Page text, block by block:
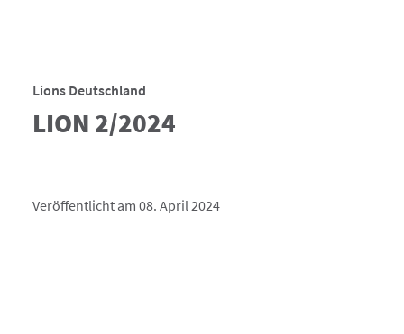
Lions Deutschland
LION 2/2024
Veröffentlicht am 08. April 2024